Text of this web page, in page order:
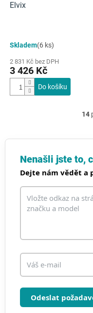
Elvix
Skladem(6 ks)
2 831 Kč bez DPH
3 426 Kč
Do košíku
14
Nenašli jste to,
Dejte nám vědět a
Odeslat